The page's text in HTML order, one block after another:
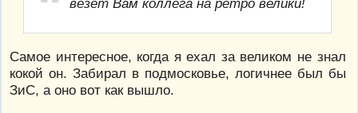
везёт Вам коллега на ретро велики!
Самое интересное, когда я ехал за великом не знал
кокой он. Забирал в подмосковье, логичнее был бы
ЗиС, а оно вот как вышло.